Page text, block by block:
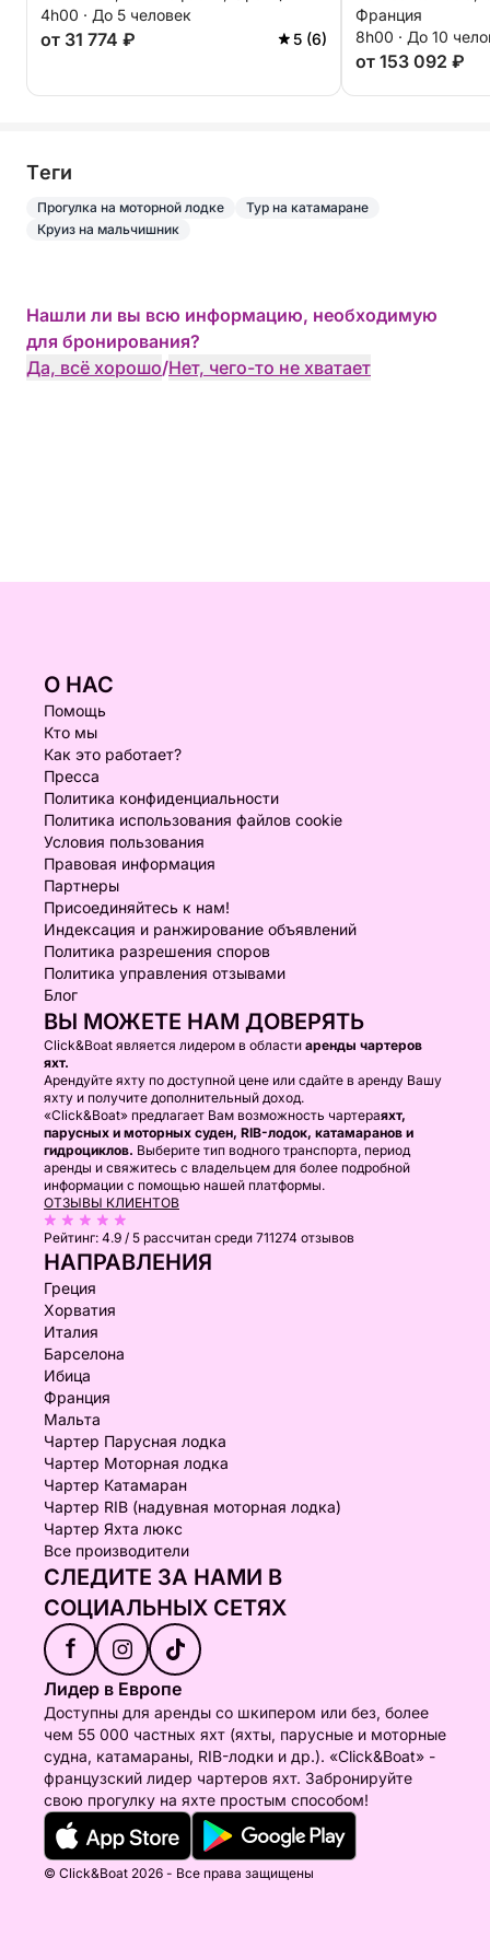
Премиальный, элегантный и захватывающий
отдых в самом сердце Средиземноморья.
топливо включены.
4h00 · До 5 человек
от 31 774 ₽ 5 (6)
Франция
8h00 · До 10
от 153 092 ₽
Tеги
Прогулка на моторной лодке
Тур на катамаране
Круиз на мальчишник
Нашли ли вы всю информацию, необходимую
для бронирования?
Да, всё хорошо/Нет, чего-то не хватает
О НАС
Помощь
Кто мы
Как это работает?
Пресса
Политика конфиденциальности
Политика использования файлов cookie
Условия пользования
Правовая информация
Партнеры
Присоединяйтесь к нам!
Индексация и ранжирование объявлений
Политика разрешения споров
Политика управления отзывами
Блог
ВЫ МОЖЕТЕ НАМ ДОВЕРЯТЬ
Click&Boat является лидером в области аренды чартеров
яхт.
Арендуйте яхту по доступной цене или сдайте в аренду Вашу
яхту и получите дополнительный доход.
«Click&Boat» предлагает Вам возможность чартераяхт,
парусных и моторных суден, RIB-лодок, катамаранов и
гидроциклов. Выберите тип водного транспорта, период
аренды и свяжитесь с владельцем для более подробной
информации с помощью нашей платформы.
ОТЗЫВЫ КЛИЕНТОВ
Рейтинг: 4.9 / 5 рассчитан среди 711274 отзывов
НАПРАВЛЕНИЯ
Греция
Хорватия
Италия
Барселона
Ибица
Франция
Мальта
Чартер Парусная лодка
Чартер Моторная лодка
Чартер Катамаран
Чартер RIB (надувная моторная лодка)
Чартер Яхта люкс
Все производители
СЛЕДИТЕ ЗА НАМИ В
СОЦИАЛЬНЫХ СЕТЯХ
f
Лидер в Европе
Доступны для аренды со шкипером или без, более
чем 55 000 частных яхт (яхты, парусные и моторные
судна, катамараны, RIB-лодки и др.). «Click&Boat» -
французский лидер чартеров яхт. Забронируйте
свою прогулку на яхте простым способом!
© Click&Boat 2026 - Все права защищены